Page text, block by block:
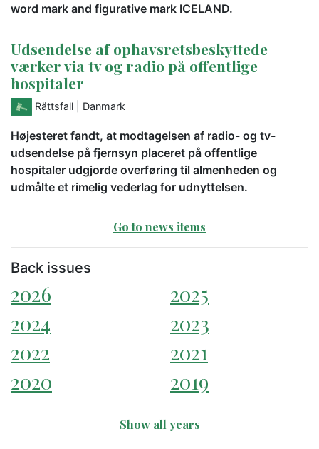
word mark and figurative mark ICELAND.
Udsendelse af ophavsretsbeskyttede
værker via tv og radio på offentlige
hospitaler
Rättsfall | Danmark
Højesteret fandt, at modtagelsen af radio- og tv-
udsendelse på fjernsyn placeret på offentlige
hospitaler udgjorde overføring til almenheden og
udmålte et rimelig vederlag for udnyttelsen.
Go to news items
Back issues
2026
2025
2024
2023
2022
2021
2020
2019
Show all years